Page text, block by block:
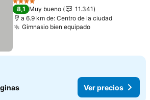
4 Estrellas
8,1 Muy bueno
11.341
a 6.9 km de: Centro de la ciudad
Gimnasio bien equipado
Ver precios